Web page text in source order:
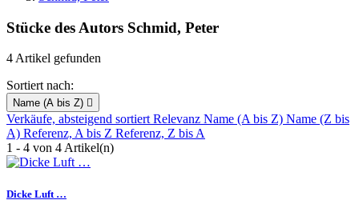
Stücke des Autors Schmid, Peter
4 Artikel gefunden
Sortiert nach:
Name (A bis Z) 
Verkäufe, absteigend sortiertRelevanz Name (A bis Z) Name (Z bis
A) Referenz, A bis Z Referenz, Z bis A
1 - 4 von 4 Artikel(n)
Dicke Luft …